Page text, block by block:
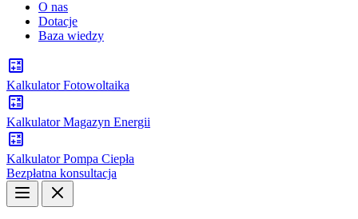
O nas
Dotacje
Baza wiedzy
Kalkulator Fotowoltaika
Kalkulator Magazyn Energii
Kalkulator Pompa Ciepła
Bezpłatna konsultacja